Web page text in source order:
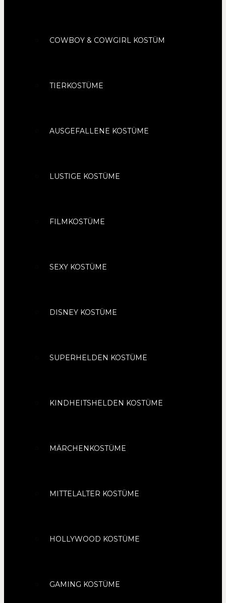
COWBOY & COWGIRL KOSTÜM
TIERKOSTÜME
AUSGEFALLENE KOSTÜME
LUSTIGE KOSTÜME
FILMKOSTÜME
SEXY KOSTÜME
DISNEY KOSTÜME
SUPERHELDEN KOSTÜME
KINDHEITSHELDEN KOSTÜME
MÄRCHENKOSTÜME
MITTELALTER KOSTÜME
HOLLYWOOD KOSTÜME
GAMING KOSTÜME